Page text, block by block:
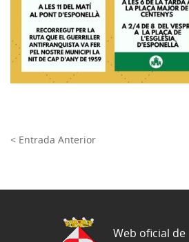
< Entrada Anterior
Web oficial de